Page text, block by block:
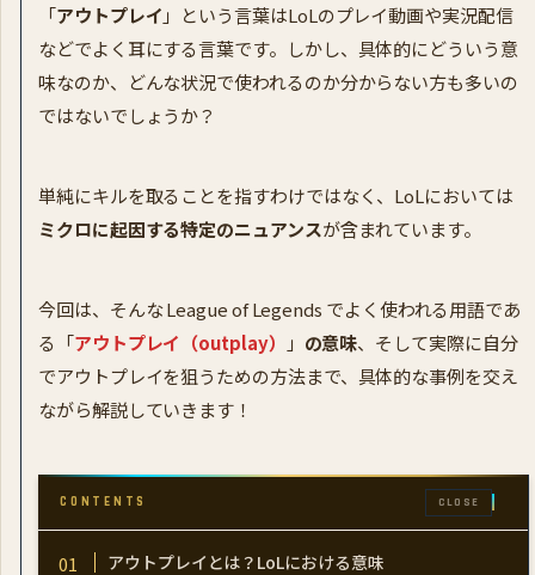
「アウトプレイ 」という言葉はLoLのプレイ動画や実況配信
などでよく耳にする言葉です。しかし、具体的にどういう意
味なのか、どんな状況で使われるのか分からない方も多いの
ではないでしょうか？
単純にキルを取ることを指すわけではなく、LoLにおいては
ミクロに起因する特定のニュアンスが含まれています。
今回は、そんな League of Legends でよく使われる用語であ
る「アウトプレイ（outplay） 」 の意味、そして実際に自分
でアウトプレイを狙うための方法まで、具体的な事例を交え
ながら解説していきます！
CLOSE
CONTENTS
アウトプレイとは？LoLにおける意味